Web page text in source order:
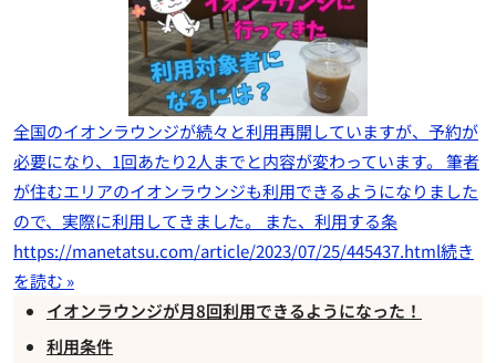
全国のイオンラウンジが続々と利用再開していますが、予約が
必要になり、1回あたり2人までと内容が変わっています。 筆者
が住むエリアのイオンラウンジも利用できるようになりました
ので、実際に利用してきました。 また、利用する条
https://manetatsu.com/article/2023/07/25/445437.html続き
を読む »
イオンラウンジが月8回利用できるようになった！
利用条件